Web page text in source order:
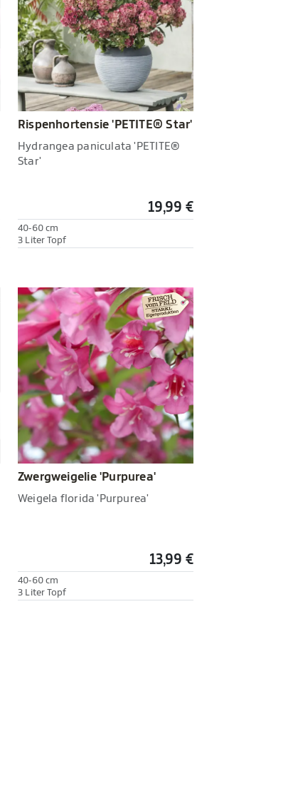
Rispenhortensie 'PETITE® Star'
Hydrangea paniculata 'PETITE®
Star'
19,99 €
40-60 cm
3 Liter Topf
Zwergweigelie 'Purpurea'
Weigela florida 'Purpurea'
13,99 €
40-60 cm
3 Liter Topf